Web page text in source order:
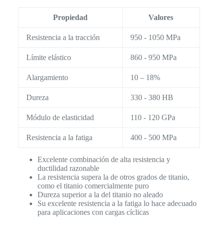
Propiedad Valores
Resistencia a la tracción 950 - 1050 MPa
Límite elástico 860 - 950 MPa
Alargamiento 10 – 18%
Dureza 330 - 380 HB
Módulo de elasticidad 110 - 120 GPa
Resistencia a la fatiga 400 - 500 MPa
Excelente combinación de alta resistencia y
ductilidad razonable
La resistencia supera la de otros grados de titanio,
como el titanio comercialmente puro
Dureza superior a la del titanio no aleado
Su excelente resistencia a la fatiga lo hace adecuado
para aplicaciones con cargas cíclicas